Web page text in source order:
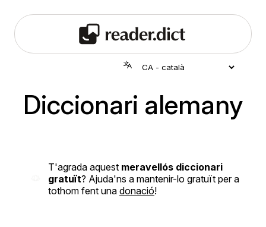
Diccionari alemany
T'agrada aquest meravellós diccionari
gratuït? Ajuda'ns a mantenir-lo gratuït per a
tothom fent una donació!